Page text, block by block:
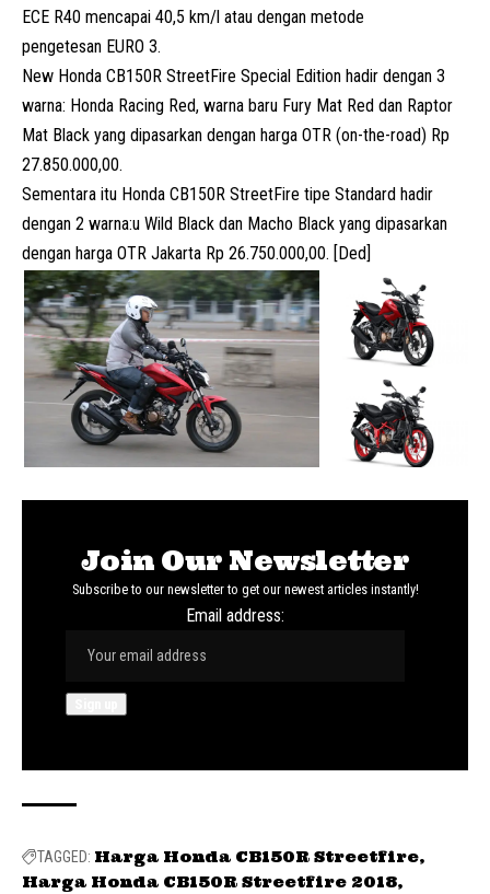
ECE R40 mencapai 40,5 km/l atau dengan metode
pengetesan EURO 3.
New Honda CB150R StreetFire Special Edition hadir dengan 3
warna: Honda Racing Red, warna baru Fury Mat Red dan Raptor
Mat Black yang dipasarkan dengan harga OTR (on-the-road) Rp
27.850.000,00.
Sementara itu Honda CB150R StreetFire tipe Standard hadir
dengan 2 warna:u Wild Black dan Macho Black yang dipasarkan
dengan harga OTR Jakarta Rp 26.750.000,00. [Ded]
Join Our Newsletter
Subscribe to our newsletter to get our newest articles instantly!
Email address:
TAGGED: Harga Honda CB150R Streetfire
Harga Honda CB150R Streetfire 2018